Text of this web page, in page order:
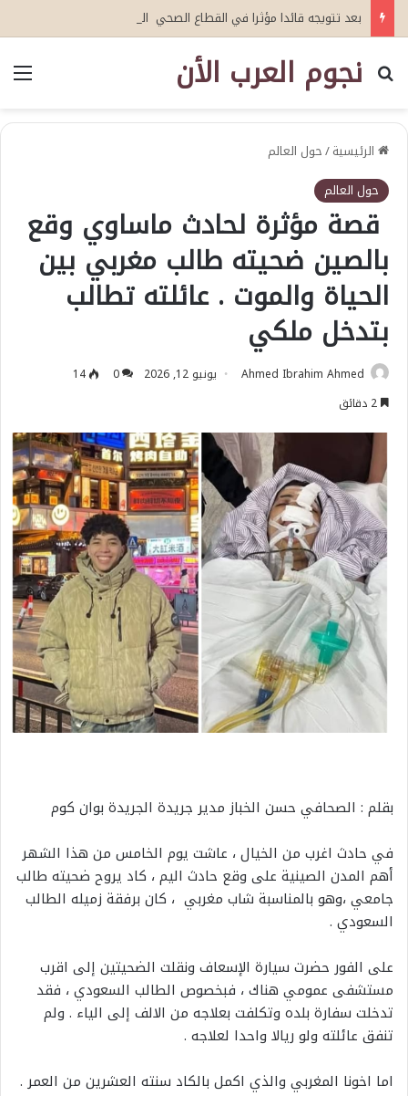
نجوم العرب الأن
بحث عن
الرئيسية/حول العالم
حول العالم
قصة مؤثرة لحادث ماساوي وقع
بالصين ضحيته طالب مغربي بين
الحياة والموت . عائلته تطالب
بتدخل ملكي
Ahmed Ibrahim Ahmed يونيو 12, 2026 0
14
بقلم : الصحافي حسن الخباز مدير جريدة الجريدة بوان كوم
في حادث اغرب من الخيال ، عاشت يوم الخامس من هذا الشهر
أهم المدن الصينية على وقع حادث اليم ، كاد يروح ضحيته طالب
جامعي ،وهو بالمناسبة شاب مغربي ، كان برفقة زميله الطالب
السعودي .
على الفور حضرت سيارة الإسعاف ونقلت الضحيتين إلى اقرب
مستشفى عمومي هناك ، فبخصوص الطالب السعودي ، فقد
تدخلت سفارة بلده وتكلفت بعلاجه من الالف إلى الياء . ولم
تنفق عائلته ولو ريالا واحدا لعلاجه .
اما اخونا المغربي والذي اكمل بالكاد سنته العشرين من العمر .